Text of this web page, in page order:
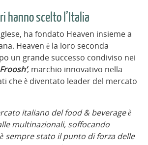
hanno scelto l’Italia
ha fondato Heaven insieme a
Heaven è la loro seconda
un grande successo condiviso nei
Froosh’, marchio innovativo nella
che è diventato leader del mercato
italiano del food & beverage è
multinazionali, soffocando
sempre stato il punto di forza delle